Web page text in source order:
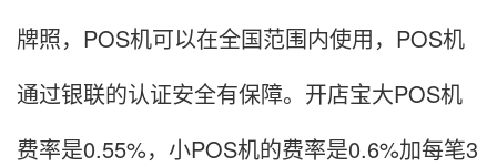
牌照，POS机可以在全国范围内使用，POS机
通过银联的认证安全有保障。开店宝大POS机
费率是0.55%，小POS机的费率是0.6%加每笔3